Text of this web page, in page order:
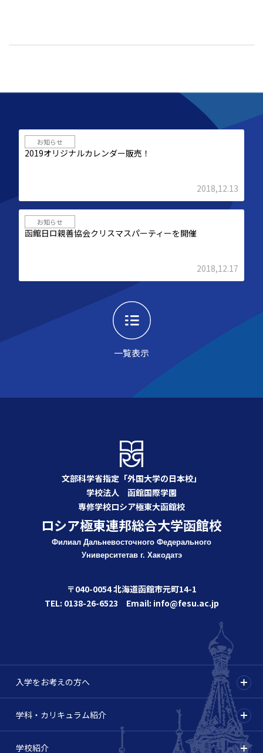
お知らせ
2019オリジナルカレンダー販売！
2018,12.13
一覧表示
お知らせ
函館日ロ親善協会クリスマスパーティーを開催
2018,12.17
文部科学省指定「外国大学の日本校」
学校法人 函館国際学園
専修学校ロシア極東大函館校
ロシア極東連邦総合大学函館校
Филиал Дальневосточного Федерального
Университетав г. Хакодатэ
〒040-0054 北海道函館市元町14-1
TEL: 0138-26-6523 Email: info@fesu.ac.jp
入学をお考えの方へ
学科・カリキュラム紹介
学校紹介